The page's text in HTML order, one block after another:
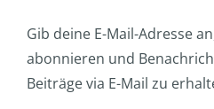
Gib deine E-Mail-Adresse
abonnieren und
Beiträge via E-Mail zu